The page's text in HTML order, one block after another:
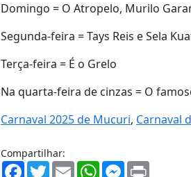
Domingo = O Atropelo, Murilo
Segunda-feira = Tays Reis e Sela
Terça-feira = É o Grelo
Na quarta-feira de cinzas = O
Carnaval 2025 de Mucuri, Carnaval
Compartilhar:
Facebook
TwitterEmailWhatsAppMessenger